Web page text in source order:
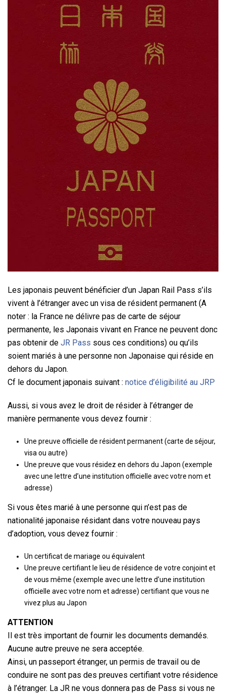
Les japonais peuvent bénéficier d’un Japan Rail Pass s’ils
vivent à l’étranger avec un visa de résident permanent (A
noter : la France ne délivre pas de carte de séjour
permanente, les Japonais vivant en France ne peuvent donc
pas obtenir de JR Pass sous ces conditions) ou qu’ils
soient mariés à une personne non Japonaise qui réside en
dehors du Japon.
Cf le document japonais suivant : notice d’éligibilité au JRP
Aussi, si vous avez le droit de résider à l’étranger de
manière permanente vous devez fournir :
Une preuve officielle de résident permanent (carte de séjour,
visa ou autre)
Une preuve que vous résidez en dehors du Japon (exemple
avec une lettre d’une institution officielle avec votre nom et
adresse)
Si vous êtes marié à une personne qui n’est pas de
nationalité japonaise résidant dans votre nouveau pays
d’adoption, vous devez fournir :
Un certificat de mariage ou équivalent
Une preuve certifiant le lieu de résidence de votre conjoint et
de vous même (exemple avec une lettre d’une institution
officielle avec votre nom et adresse) certifiant que vous ne
vivez plus au Japon
ATTENTION
Il est très important de fournir les documents demandés.
Aucune autre preuve ne sera acceptée.
Ainsi, un passeport étranger, un permis de travail ou de
conduire ne sont pas des preuves certifiant votre résidence
à l’étranger. La JR ne vous donnera pas de Pass si vous ne